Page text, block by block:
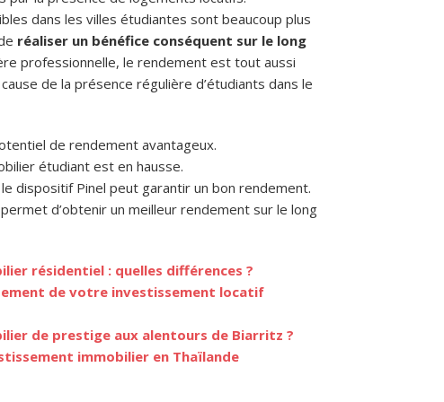
dans les villes étudiantes sont beaucoup plus
réaliser un bénéfice conséquent sur le long
professionnelle, le rendement est tout aussi
de la présence régulière d’étudiants dans le
de rendement avantageux.
étudiant est en hausse.
dispositif Pinel peut garantir un bon rendement.
d’obtenir un meilleur rendement sur le long
résidentiel : quelles différences ?
de votre investissement locatif
de prestige aux alentours de Biarritz ?
immobilier en Thaïlande